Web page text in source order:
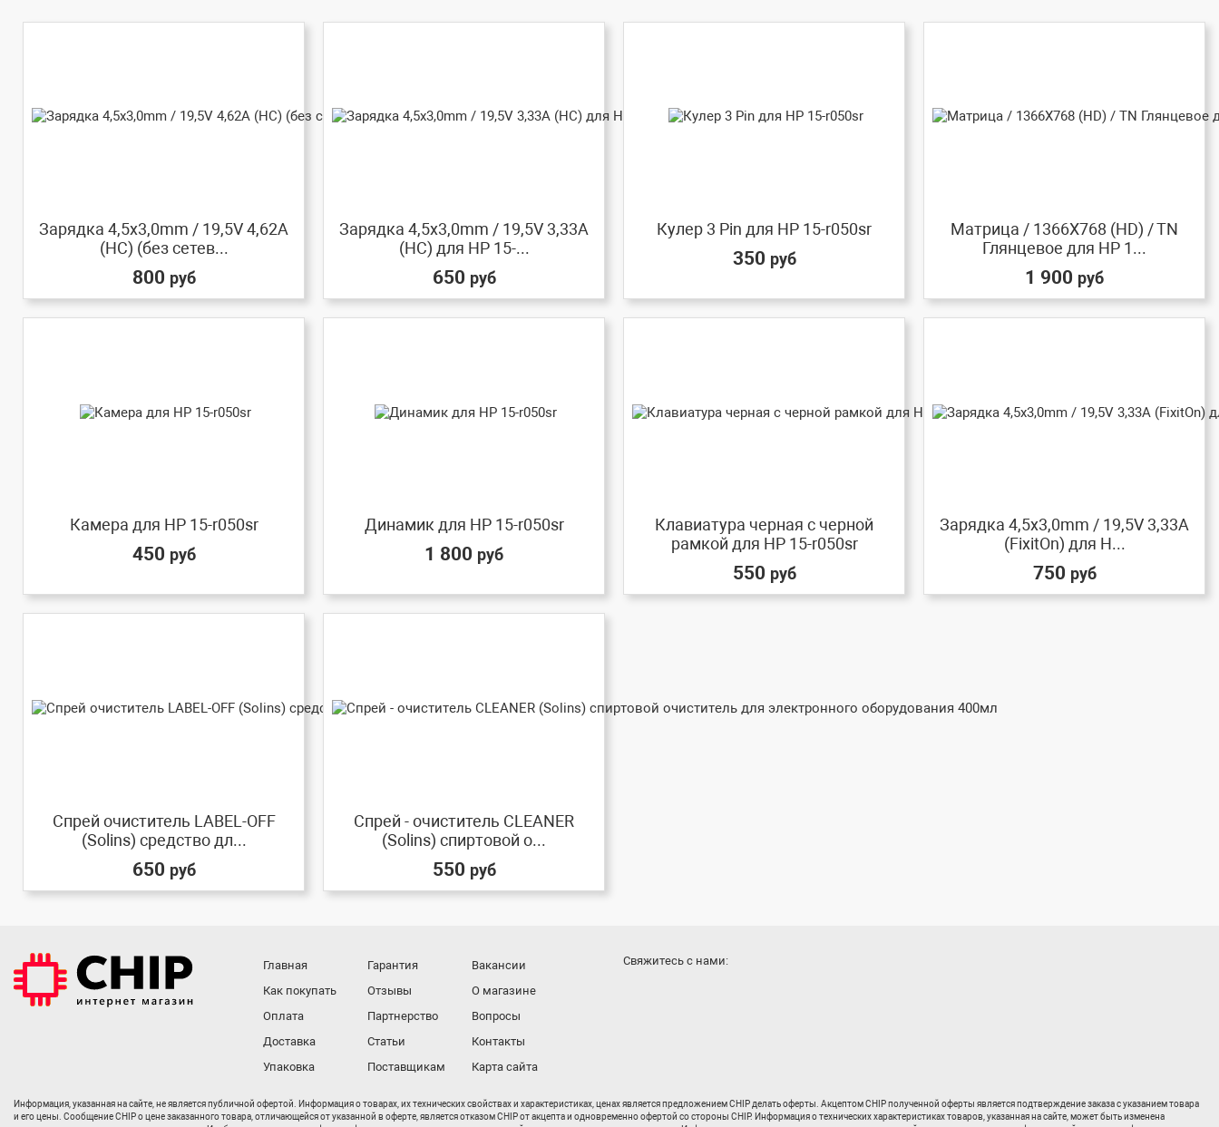
Зарядка 4,5x3,0mm / 19,5V 4,62A
(HC) (без сетев...
800 руб
Зарядка 4,5x3,0mm / 19,5V 3,33A
(HC) для HP 15-...
650 руб
Кулер 3 Pin для HP 15-r050sr
350 руб
Матрица / 1366X768 (HD) / TN
Глянцевое для HP 1...
1 900 руб
Камера для HP 15-r050sr
450 руб
Динамик для HP 15-r050sr
1 800 руб
Клавиатура черная с черной
рамкой для HP 15-r050sr
550 руб
Зарядка 4,5x3,0mm / 19,5V 3,33A
(FixitOn) для H...
750 руб
Спрей очиститель LABEL-OFF
(Solins) средство дл...
650 руб
Спрей - очиститель CLEANER
(Solins) спиртовой о...
550 руб
Главная
Как покупать
Оплата
Доставка
Упаковка
Гарантия
Отзывы
Партнерство
Статьи
Поставщикам
Вакансии
О магазине
Вопросы
Контакты
Карта сайта
Cвяжитесь с нами:
Информация, указанная на сайте, не является публичной офертой. Информация о товарах, их технических свойствах и характеристиках, ценах является предложением CHIP делать оферты. Акцептом CHIP полученной оферты является подтверждение заказа с указанием товара
и его цены. Сообщение CHIP о цене заказанного товара, отличающейся от указанной в оферте, является отказом CHIP от акцепта и одновременно офертой со стороны CHIP. Информация о технических характеристиках товаров, указанная на сайте, может быть изменена